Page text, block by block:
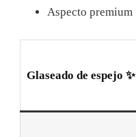
Aspecto premium
Glaseado de espejo ✨